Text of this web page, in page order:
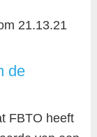
de
FBTO heeft